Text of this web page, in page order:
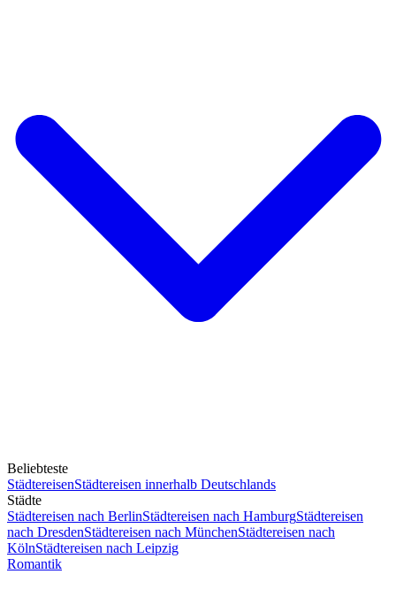
Beliebteste
StädtereisenStädtereisen innerhalb Deutschlands
Städte
Städtereisen nach BerlinStädtereisen nach HamburgStädtereisen
nach DresdenStädtereisen nach MünchenStädtereisen nach
KölnStädtereisen nach Leipzig
Romantik